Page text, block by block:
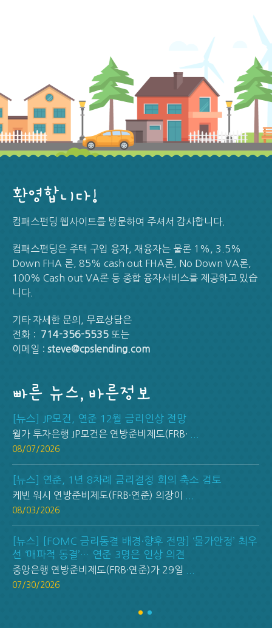
환영합니다!
컴패스펀딩 웹사이트를 방문하여 주셔서 감사합니다.
컴패스펀딩은 주택 구입 융자, 재융자는 물론 1%, 3.5%
Down FHA 론, 85% cash out FHA론, No Down VA론,
100% Cash out VA론 등 종합 융자서비스를 제공하고 있습
니다.
기타 자세한 문의, 무료상담은
전화 : 714-356-5535 또는
이메일 : steve@cpslending.com
빠른 뉴스, 바른정보
[뉴스] JP모건, 연준 12월 금리인상 전망
월가 투자은행 JP모건은 연방준비제도(FRB·
08/07/2026
[뉴스] 연준, 1년 8차례 금리결정 회의 축소 검토
케빈 워시 연방준비제도(FRB·연준) 의장이
08/03/2026
[뉴스] [FOMC 금리동결 배경·향후 전망] ‘물가안정’ 최우
선 ‘매파적 동결’… 연준 3명은 인상 의견
중앙은행 연방준비제도(FRB·연준)가 29일
07/30/2026